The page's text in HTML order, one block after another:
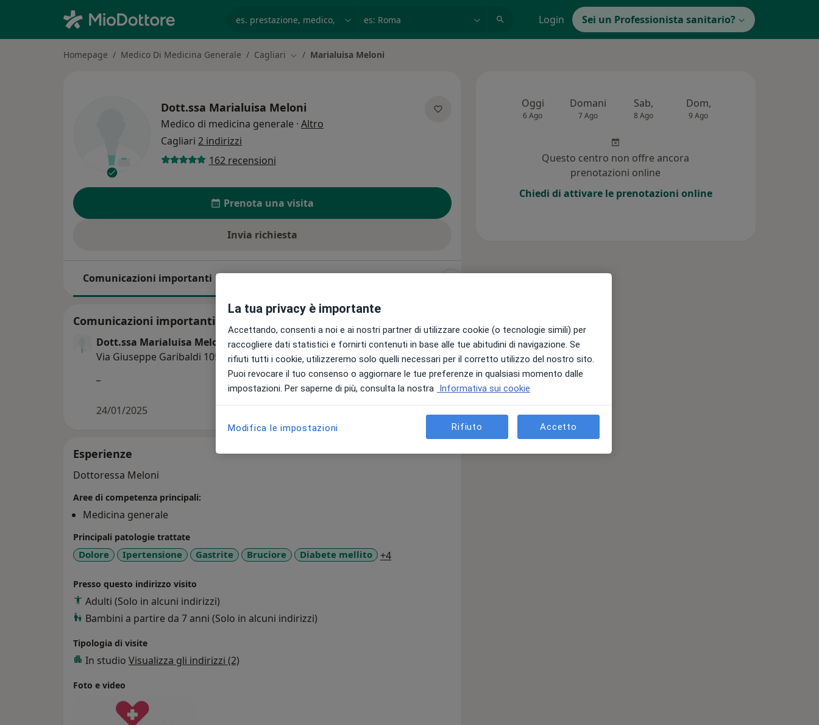
Login Sei un Professionista sanitario?
Homepage Medico Di Medicina Generale Cagliari Cambia città
Marialuisa Meloni
Dott.ssa Marialuisa Meloni
Medico di medicina generale · Altro
Cagliari 2 indirizzi
162 recensioni
Prenota una visita
Invia richiesta
Comunicazioni importanti
Comunicazioni importanti
Dott.ssa Marialuisa Meloni
Via Giuseppe Garibaldi 105, Cagliari 09125
24/01/2025
Esperienze
Dottoressa Meloni
Aree di competenza principali:
Medicina generale
Principali patologie trattate
Dolore Ipertensione Gastrite Bruciore Diabete mellito +4a11y_sr_more_diseases
Presso questo indirizzo visito
Adulti (Solo in alcuni indirizzi)
Bambini a partire da 7 anni (Solo in alcuni indirizzi)
Tipologia di visite
In studio Visualizza gli indirizzi (2)
Foto e video
Oggi
6 Ago
Domani
7 Ago
Sab,
8 Ago
Dom,
9 Ago
Questo centro non offre ancora
prenotazioni online
Chiedi di attivare le prenotazioni online
La tua privacy è importante
Accettando, consenti a noi e ai nostri partner di utilizzare cookie (o tecnologie simili) per
raccogliere dati statistici e fornirti contenuti in base alle tue abitudini di navigazione. Se
rifiuti tutti i cookie, utilizzeremo solo quelli necessari per il corretto utilizzo del nostro sito.
Puoi revocare il tuo consenso o aggiornare le tue preferenze in qualsiasi momento dalle
impostazioni. Per saperne di più, consulta la nostra Informativa sui cookie
Modifica le impostazioni Rifiuto Accetto